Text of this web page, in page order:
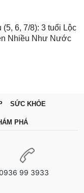
6, 7/8): 3 tuổi Lộc
Nhiều Như Nước
SỨC KHỎE
PHÁ
99 3933